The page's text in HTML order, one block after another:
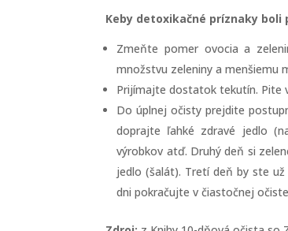
Keby detoxikačné príznaky
Zmeňte pomer ovocia a
množstvu zeleniny a menšiemu
Prijímajte dostatok tekutín. Pite
Do úplnej očisty prejdite
doprajte ľahké zdravé jedlo
výrobkov atď. Druhý deň si
jedlo (šalát). Tretí deň by ste
dni pokračujte v čiastočnej